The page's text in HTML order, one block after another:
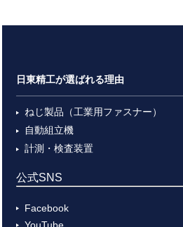
日東精工が選ばれる理由
ねじ製品（工業用ファスナー）
自動組立機
計測・検査装置
公式SNS
Facebook
YouTube